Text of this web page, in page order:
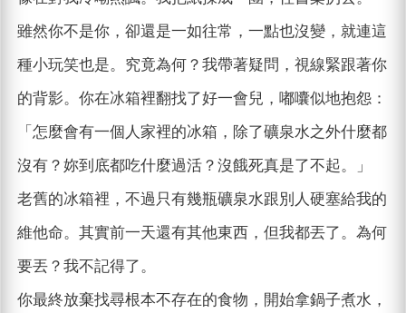
雖然你不是你，卻還是一如往常，一點也沒變，就連這
種小玩笑也是。究竟為何？我帶著疑問，視線緊跟著你
的背影。你在冰箱裡翻找了好一會兒，嘟囔似地抱怨：
「怎麼會有一個人家裡的冰箱，除了礦泉水之外什麼都
沒有？妳到底都吃什麼過活？沒餓死真是了不起。」
老舊的冰箱裡，不過只有幾瓶礦泉水跟別人硬塞給我的
維他命。其實前一天還有其他東西，但我都丟了。為何
要丟？我不記得了。
你最終放棄找尋根本不存在的食物，開始拿鍋子煮水，